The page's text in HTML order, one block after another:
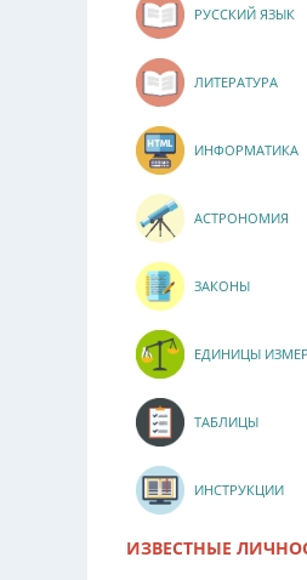
РУССКИЙ ЯЗЫК
ЛИТЕРАТУРА
ИНФОРМАТИКА
АСТРОНОМИЯ
ЗАКОНЫ
ЕДИНИЦЫ
ТАБЛИЦЫ
ИНСТРУКЦИИ
ИЗВЕСТНЫЕ